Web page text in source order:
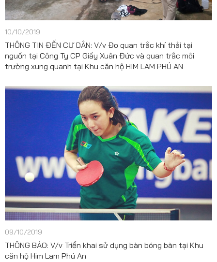
10/10/2019
THÔNG TIN ĐẾN CƯ DÂN: V/v Đo quan trắc khí thải tại
nguồn tại Công Ty CP Giấy Xuân Đức và quan trắc môi
trường xung quanh tại Khu căn hộ HIM LAM PHÚ AN
09/10/2019
THÔNG BÁO: V/v Triển khai sử dụng bàn bóng bàn tại Khu
căn hộ Him Lam Phú An